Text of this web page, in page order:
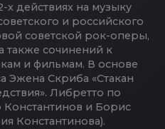
действиях на музыку
и российского
советской рок-оперы,
также сочинений к
и фильмам. В основе
Эжена Скриба «Стакан
Либретто по
и Борис
Константинова).